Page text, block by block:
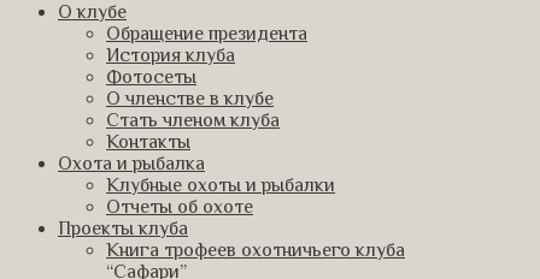
О клубе
Обращение президента
История клуба
Фотосеты
О членстве в клубе
Стать членом клуба
Контакты
Охота и рыбалка
Клубные охоты и рыбалки
Отчеты об охоте
Проекты клуба
Книга трофеев охотничьего клуба
“Сафари”